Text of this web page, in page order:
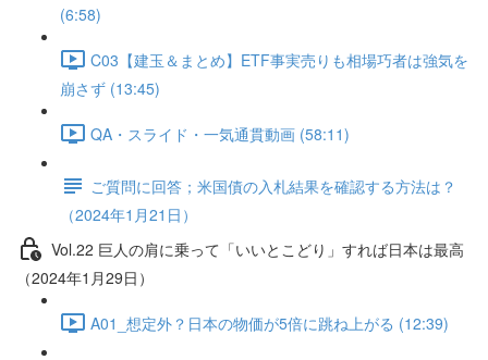
(6:58)
C03【建玉＆まとめ】ETF事実売りも相場巧者は強気を
崩さず (13:45)
QA・スライド・一気通貫動画 (58:11)
ご質問に回答；米国債の入札結果を確認する方法は？
（2024年1月21日）
Vol.22 巨人の肩に乗って「いいとこどり」すれば日本は最高
（2024年1月29日）
A01_想定外？日本の物価が5倍に跳ね上がる (12:39)